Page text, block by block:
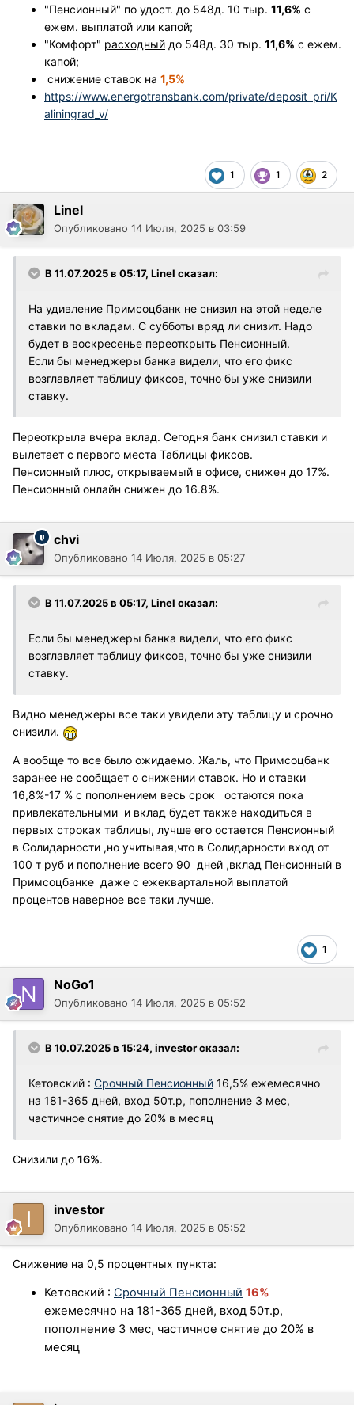
"Пенсионный" по удост. до 548д. 10 тыр. 11,6% с
ежем. выплатой или капой;
"Комфорт" расходный до 548д. 30 тыр. 11,6% с ежем.
капой;
снижение ставок на 1,5%
https://www.energotransbank.com/private/deposit_pri/K
aliningrad_v/
1 1 2
Linel
Опубликовано 14 Июля, 2025 в 03:59
В 11.07.2025 в 05:17, Linel сказал:
На удивление Примсоцбанк не снизил на этой неделе
ставки по вкладам. С субботы вряд ли снизит. Надо
будет в воскресенье переоткрыть Пенсионный.
Если бы менеджеры банка видели, что его фикс
возглавляет таблицу фиксов, точно бы уже снизили
ставку.
Переоткрыла вчера вклад. Сегодня банк снизил ставки и
вылетает с первого места Таблицы фиксов.
Пенсионный плюс, открываемый в офисе, снижен до 17%.
Пенсионный онлайн снижен до 16.8%.
chvi
Опубликовано 14 Июля, 2025 в 05:27
В 11.07.2025 в 05:17, Linel сказал:
Если бы менеджеры банка видели, что его фикс
возглавляет таблицу фиксов, точно бы уже снизили
ставку.
Видно менеджеры все таки увидели эту таблицу и срочно
снизили.
А вообще то все было ожидаемо. Жаль, что Примсоцбанк
заранее не сообщает о снижении ставок. Но и ставки
16,8%-17 % с пополнением весь срок остаются пока
привлекательными и вклад будет также находиться в
первых строках таблицы, лучше его остается Пенсионный
в Солидарности ,но учитывая,что в Солидарности вход от
100 т руб и пополнение всего 90 дней ,вклад Пенсионный в
Примсоцбанке даже с ежеквартальной выплатой
процентов наверное все таки лучше.
1
NoGo1
Опубликовано 14 Июля, 2025 в 05:52
В 10.07.2025 в 15:24, investorсказал:
Кетовский : Срочный Пенсионный 16,5% ежемесячно
на 181-365 дней, вход 50т.р, пополнение 3 мес,
частичное снятие до 20% в месяц
Снизили до 16%.
investor
Опубликовано 14 Июля, 2025 в 05:52
Снижение на 0,5 процентных пункта:
Кетовский : Срочный Пенсионный 16%
ежемесячно на 181-365 дней, вход 50т.р,
пополнение 3 мес, частичное снятие до 20% в
месяц